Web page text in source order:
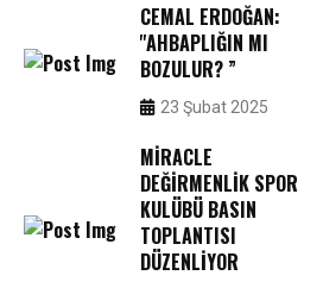
CEMAL ERDOĞAN:
''AHBAPLIĞIN MI
BOZULUR? ”
23 Şubat 2025
MIRACLE
DEĞIRMENLIK SPOR
KULÜBÜ BASIN
TOPLANTISI
DÜZENLIYOR